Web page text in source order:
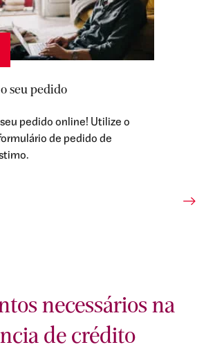
seu pedido
seu pedido online! Utilize o
de pedido de
necessários na
de crédito